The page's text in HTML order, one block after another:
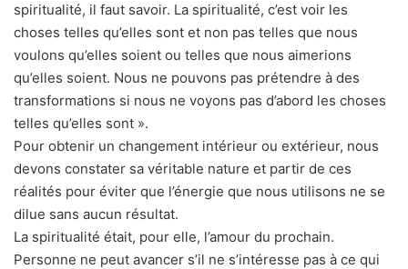
spiritualité, il faut savoir. La spiritualité, c’est voir les
choses telles qu’elles sont et non pas telles que nous
voulons qu’elles soient ou telles que nous aimerions
qu’elles soient. Nous ne pouvons pas prétendre à des
transformations si nous ne voyons pas d’abord les choses
telles qu’elles sont ».
Pour obtenir un changement intérieur ou extérieur, nous
devons constater sa véritable nature et partir de ces
réalités pour éviter que l’énergie que nous utilisons ne se
dilue sans aucun résultat.
La spiritualité était, pour elle, l’amour du prochain.
Personne ne peut avancer s’il ne s’intéresse pas à ce qui